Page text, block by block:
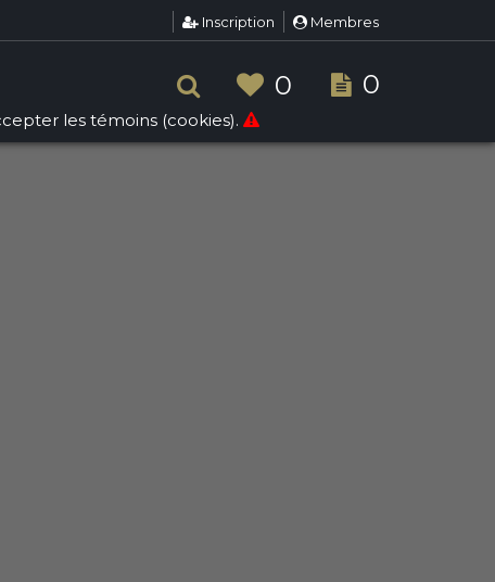
sallesdereception/public/inc/search.php
Inscription Membres
0 0
les témoins (cookies).